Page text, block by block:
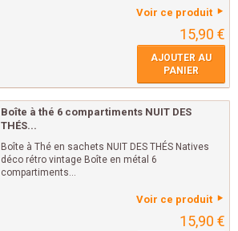
Voir ce produit
15,90 €
AJOUTER AU
PANIER
Boîte à thé 6 compartiments NUIT DES
THÉS...
Boîte à Thé en sachets NUIT DES THÉS Natives
déco rétro vintage Boîte en métal 6
compartiments...
Voir ce produit
15,90 €